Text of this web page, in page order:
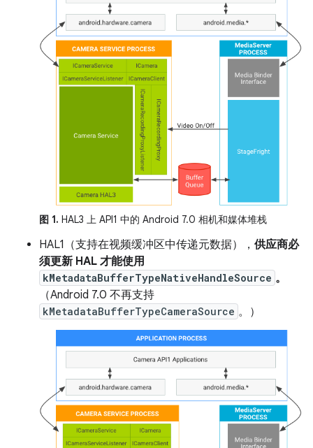
图 1. HAL3 上 API1 中的 Android 7.0 相机和媒体堆栈
HAL1（支持在视频缓冲区中传递元数据）， 供应商必
须更新 HAL 才能使用
kMetadataBufferTypeNativeHandleSource 。
（Android 7.0 不再支持
kMetadataBufferTypeCameraSource 。）